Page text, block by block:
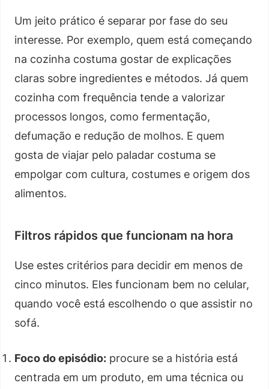
Um jeito prático é separar por fase do seu
interesse. Por exemplo, quem está começando
na cozinha costuma gostar de explicações
claras sobre ingredientes e métodos. Já quem
cozinha com frequência tende a valorizar
processos longos, como fermentação,
defumação e redução de molhos. E quem
gosta de viajar pelo paladar costuma se
empolgar com cultura, costumes e origem dos
alimentos.
Filtros rápidos que funcionam na hora
Use estes critérios para decidir em menos de
cinco minutos. Eles funcionam bem no celular,
quando você está escolhendo o que assistir no
sofá.
Foco do episódio: procure se a história está
centrada em um produto, em uma técnica ou